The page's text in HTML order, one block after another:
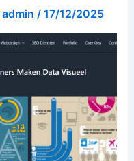
admin / 17/12/2025